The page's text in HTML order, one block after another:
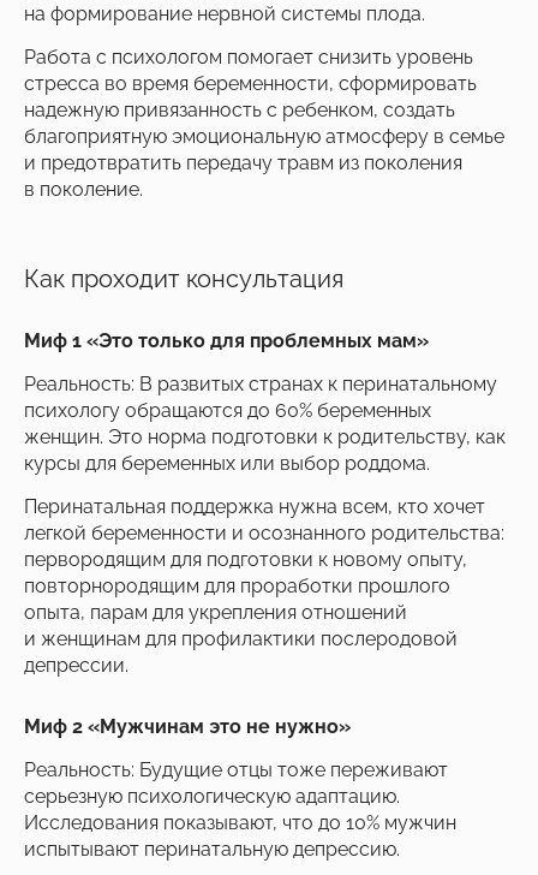
на формирование нервной системы плода.
Работа с психологом помогает снизить уровень
стресса во время беременности, сформировать
надежную привязанность с ребенком, создать
благоприятную эмоциональную атмосферу в семье
и предотвратить передачу травм из поколения
в поколение.
Как проходит консультация
Миф 1 «Это только для проблемных мам»
Реальность: В развитых странах к перинатальному
психологу обращаются до 60% беременных
женщин. Это норма подготовки к родительству, как
курсы для беременных или выбор роддома.
Перинатальная поддержка нужна всем, кто хочет
легкой беременности и осознанного родительства:
первородящим для подготовки к новому опыту,
повторнородящим для проработки прошлого
опыта, парам для укрепления отношений
и женщинам для профилактики послеродовой
депрессии.
Миф 2 «Мужчинам это не нужно»
Реальность: Будущие отцы тоже переживают
серьезную психологическую адаптацию.
Исследования показывают, что до 10% мужчин
испытывают перинатальную депрессию.